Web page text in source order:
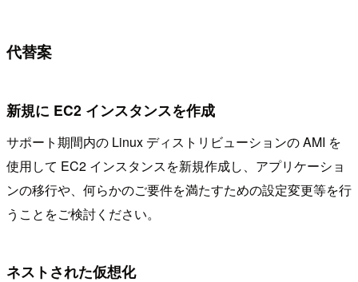
代替案
新規に EC2 インスタンスを作成
サポート期間内の Linux ディストリビューションの AMI を
使用して EC2 インスタンスを新規作成し、アプリケーショ
ンの移行や、何らかのご要件を満たすための設定変更等を行
うことをご検討ください。
ネストされた仮想化